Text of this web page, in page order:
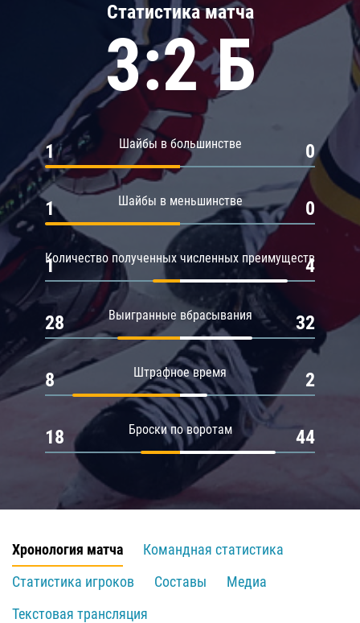
Статистика матча
3:2 Б
Шайбы в большинстве
1 0
Шайбы в меньшинстве
1 0
Количество полученных численных преимуществ
1 4
Выигранные вбрасывания
28 32
Штрафное время
8 2
Броски по воротам
18 44
Хронология матча
Командная статистика
Статистика игроков
Составы
Медиа
Текстовая трансляция